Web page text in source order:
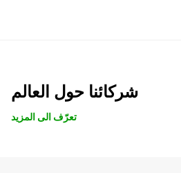
شركائنا حول العالم
تعرّف الى المزيد